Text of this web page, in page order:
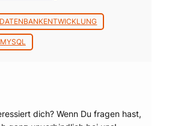
DATENBANKENTWICKLUNG
MYSQL
dich? Wenn Du fragen hast,